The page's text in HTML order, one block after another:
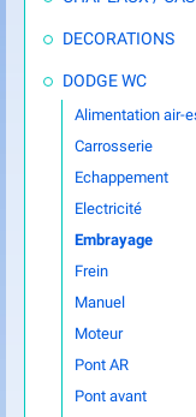
DECORATIONS
DODGE WC
Alimentation air-
Carrosserie
Echappement
Electricité
Embrayage
Frein
Manuel
Moteur
Pont AR
Pont avant